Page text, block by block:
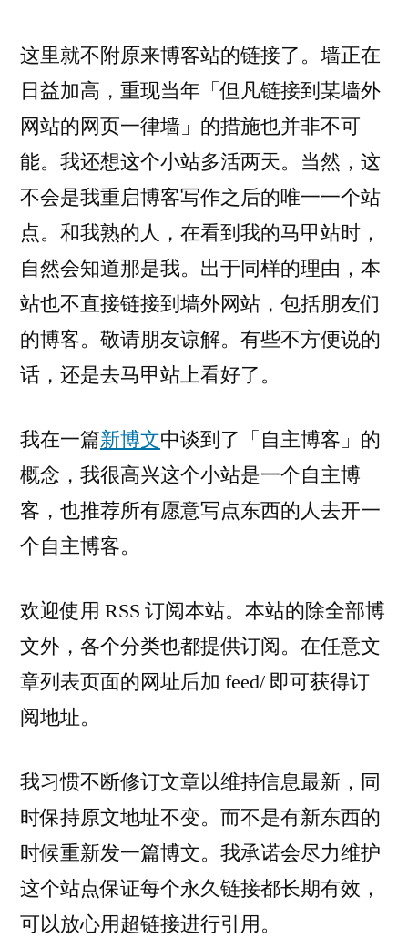
这里就不附原来博客站的链接了。墙正在
日益加高，重现当年「但凡链接到某墙外
网站的网页一律墙」的措施也并非不可
能。我还想这个小站多活两天。当然，这
不会是我重启博客写作之后的唯一一个站
点。和我熟的人，在看到我的马甲站时，
自然会知道那是我。出于同样的理由，本
站也不直接链接到墙外网站，包括朋友们
的博客。敬请朋友谅解。有些不方便说的
话，还是去马甲站上看好了。
我在一篇新博文中谈到了「自主博客」的
概念，我很高兴这个小站是一个自主博
客，也推荐所有愿意写点东西的人去开一
个自主博客。
欢迎使用 RSS 订阅本站。本站的除全部博
文外，各个分类也都提供订阅。在任意文
章列表页面的网址后加 feed/ 即可获得订
阅地址。
我习惯不断修订文章以维持信息最新，同
时保持原文地址不变。而不是有新东西的
时候重新发一篇博文。我承诺会尽力维护
这个站点保证每个永久链接都长期有效，
可以放心用超链接进行引用。